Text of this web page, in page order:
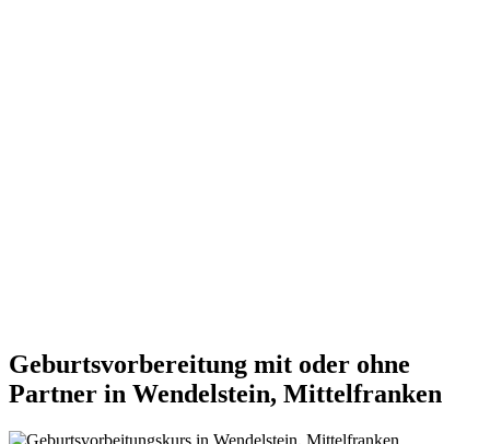
Geburtsvorbereitung mit oder ohne
Partner in Wendelstein, Mittelfranken